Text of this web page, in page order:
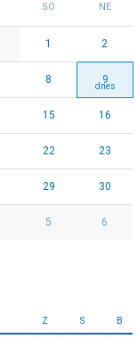
SO NE
1 2
8 9
15 16
22 23
29 30
5 6
Z S B